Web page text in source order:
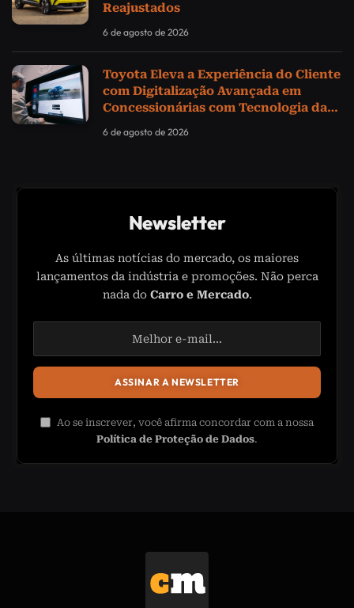
Reajustados
6 de agosto de 2026
Toyota Eleva a Experiência do Cliente
com Digitalização Avançada em
Concessionárias com Tecnologia da
6 de agosto de 2026
Newsletter
As últimas notícias do mercado, os maiores
lançamentos da indústria e promoções. Não perca
nada do Carro e Mercado.
Ao se inscrever, você afirma concordar com a nossa
Política de Proteção de Dados.